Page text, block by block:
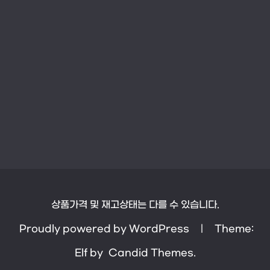
상품가격 및 재고상태는 다를 수 있습니다.
Proudly powered by WordPress Theme:
Elf by Candid Themes.